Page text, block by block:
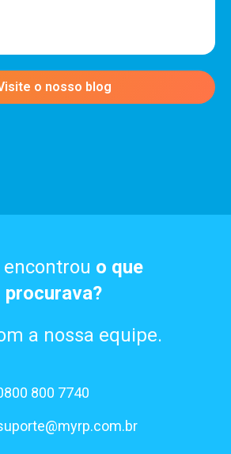
o nosso blog
encontrou o que
procurava?
a nossa equipe.
800 7740